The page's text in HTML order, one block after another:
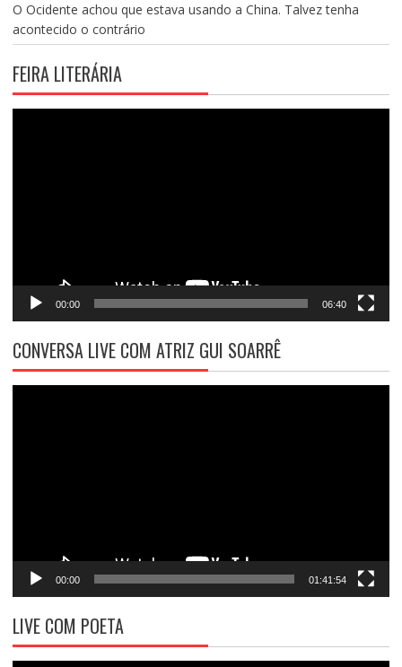
O Ocidente achou que estava usando a China. Talvez tenha
acontecido o contrário
FEIRA LITERÁRIA
00:00 06:40
CONVERSA LIVE COM ATRIZ GUI SOARRÊ
00:00 01:41:54
LIVE COM POETA